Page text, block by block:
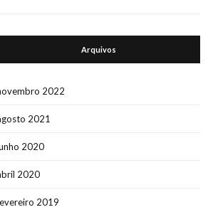
Arquivos
2022
2021
2020
2020
2019